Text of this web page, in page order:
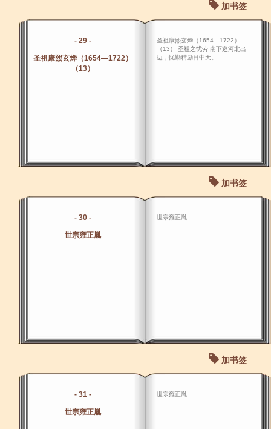
加书签
- 29 -
圣祖康熙玄烨（1654―1722）
（13）
圣祖康熙玄烨（1654―1722）
（13） 圣祖之忧劳 南下巡河北出
边，忧勤精励日中天。
加书签
- 30 -
世宗雍正胤
世宗雍正胤
加书签
- 31 -
世宗雍正胤
世宗雍正胤